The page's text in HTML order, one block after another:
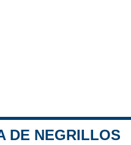
DE NEGRILLOS